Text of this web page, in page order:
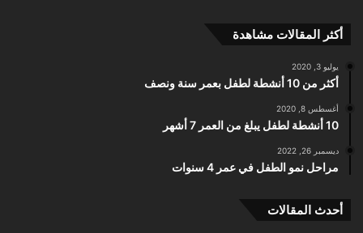
أكثر المقالات مشاهدة
يوليو 3, 2020
أكثر من 10 أنشطة لطفل بعمر سنة ونصف
أغسطس 8, 2020
10 أنشطة لطفل يبلغ من العمر 7 أشهر
ديسمبر 26, 2022
مراحل نمو الطفل في عمر 4 سنوات
أحدث المقالات